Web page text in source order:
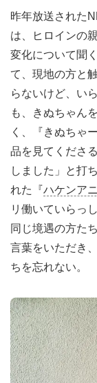
昨年放送された
は、ヒロインの
変化について聞
て、現地の方と
らないけど、い
も、きぬちゃん
く、『きぬちゃ
品を見てくださ
しました」と打
れた『ハケンア
リ働いていらっ
同じ境遇の方た
言葉をいただき
ちを忘れない。